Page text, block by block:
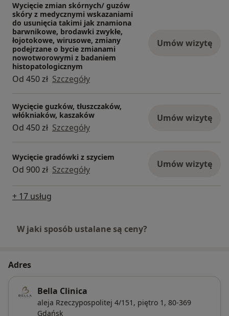
Wycięcie zmian skórnych/ guzów
skóry z medycznymi wskazaniami
do usunięcia takimi jak znamiona
barwnikowe, brodawki zwykłe,
łojotokowe, wirusowe, zmiany
podejrzane o bycie zmianami
nowotworowymi z badaniem
histopatologicznym
Od 450 zł Szczegóły
Umów wizytę
Wycięcie guzków, tłuszczaków,
włókniaków, kaszaków
Od 450 zł Szczegóły
Umów wizytę
Wycięcie gradówki z szyciem
Od 900 zł Szczegóły Umów wizytę
+ 17 usług
W jaki sposób ustalane są ceny?
Adres
Bella Clinica
aleja Rzeczypospolitej 4/151, piętro 1, 80-369
Gdańsk